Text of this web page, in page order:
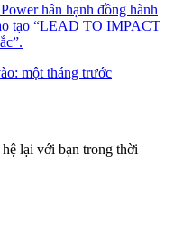
hân hạnh đồng hành
tạo “LEAD TO IMPACT
một tháng trước
lại với bạn trong thời